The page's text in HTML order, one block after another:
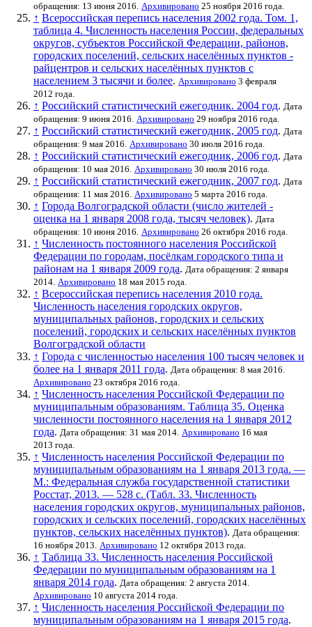
обращения: 13 июня 2016. Архивировано 25 ноября 2016 года.
↑ Всероссийская перепись населения 2002 года. Том. 1,
таблица 4. Численность населения России, федеральных
округов, субъектов Российской Федерации, районов,
городских поселений, сельских населённых пунктов -
райцентров и сельских населённых пунктов с
населением 3 тысячи и более. Архивировано 3 февраля
2012 года.
↑ Российский статистический ежегодник. 2004 год. Дата
обращения: 9 июня 2016. Архивировано 29 ноября 2016 года.
↑ Российский статистический ежегодник, 2005 год. Дата
обращения: 9 мая 2016. Архивировано 30 июля 2016 года.
↑ Российский статистический ежегодник, 2006 год. Дата
обращения: 10 мая 2016. Архивировано 30 июля 2016 года.
↑ Российский статистический ежегодник, 2007 год. Дата
обращения: 11 мая 2016. Архивировано 5 марта 2016 года.
↑ Города Волгоградской области (число жителей -
оценка на 1 января 2008 года, тысяч человек). Дата
обращения: 10 июня 2016. Архивировано 26 октября 2016 года.
↑ Численность постоянного населения Российской
Федерации по городам, посёлкам городского типа и
районам на 1 января 2009 года. Дата обращения: 2 января
2014. Архивировано 18 мая 2015 года.
↑ Всероссийская перепись населения 2010 года.
Численность населения городских округов,
муниципальных районов, городских и сельских
поселений, городских и сельских населённых пунктов
Волгоградской области
↑ Города с численностью населения 100 тысяч человек и
более на 1 января 2011 года. Дата обращения: 8 мая 2016.
Архивировано 23 октября 2016 года.
↑ Численность населения Российской Федерации по
муниципальным образованиям. Таблица 35. Оценка
численности постоянного населения на 1 января 2012
года. Дата обращения: 31 мая 2014. Архивировано 16 мая
2013 года.
↑ Численность населения Российской Федерации по
муниципальным образованиям на 1 января 2013 года. —
М.: Федеральная служба государственной статистики
Росстат, 2013. — 528 с. (Табл. 33. Численность
населения городских округов, муниципальных районов,
городских и сельских поселений, городских населённых
пунктов, сельских населённых пунктов). Дата обращения:
16 ноября 2013. Архивировано 12 октября 2013 года.
↑ Таблица 33. Численность населения Российской
Федерации по муниципальным образованиям на 1
января 2014 года. Дата обращения: 2 августа 2014.
Архивировано 10 августа 2014 года.
↑ Численность населения Российской Федерации по
муниципальным образованиям на 1 января 2015 года.